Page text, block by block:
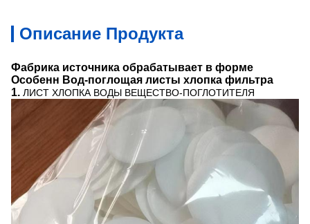
Описание Продукта
Фабрика источника обрабатывает в форме
Особенн Вод-поглощая листы хлопка фильтра
1. ЛИСТ ХЛОПКА ВОДЫ ВЕЩЕСТВО-ПОГЛОТИТЕЛЯ